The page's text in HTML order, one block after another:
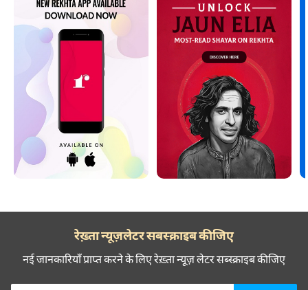
रेख़्ता न्यूज़लेटर सबस्क्राइब कीजिए
नई जानकारियाँ प्राप्त करने के लिए रेख़्ता न्यूज़ लेटर सब्स्क्राइब कीजिए